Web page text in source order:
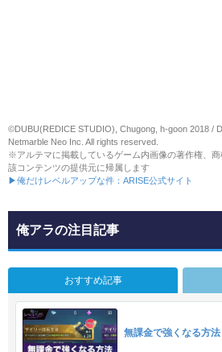
©DUBU(REDICE STUDIO), Chugong, h-goon 2018 /
Netmarble Neo Inc. All rights reserved.
※アルテマに掲載しているゲーム内画像の著作権、
該コンテンツの提供元に帰属します
▶俺だけレベルアップな件：ARISE公式サイト
俺アラの注目記事
おすすめ記事
無課金で強くなる方法